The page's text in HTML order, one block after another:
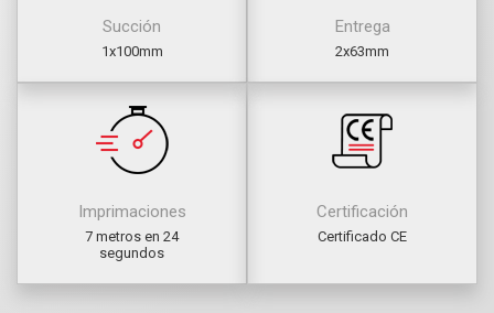
Succión
1x100mm
Entrega
2x63mm
Imprimaciones
7 metros en 24
segundos
Certificación
Certificado CE